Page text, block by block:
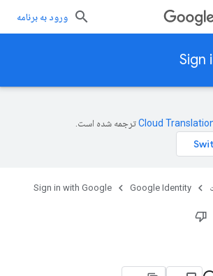
ورود به برنامه
Sign
ترجمه شده است.
Google Identity
Sign in with Google